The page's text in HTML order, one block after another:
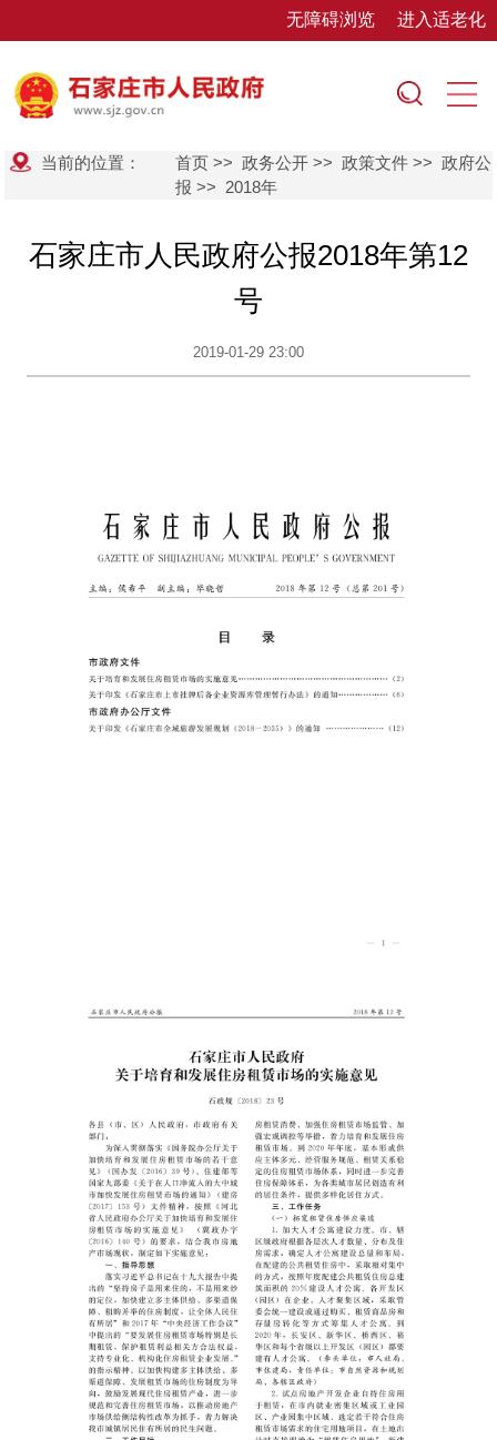
无障碍浏览 进入适老化
当前的位置： 首页 >>政务公开 >>政策文件 >>政府公
报 >> 2018年
石家庄市人民政府公报2018年第12
号
2019-01-29 23:00